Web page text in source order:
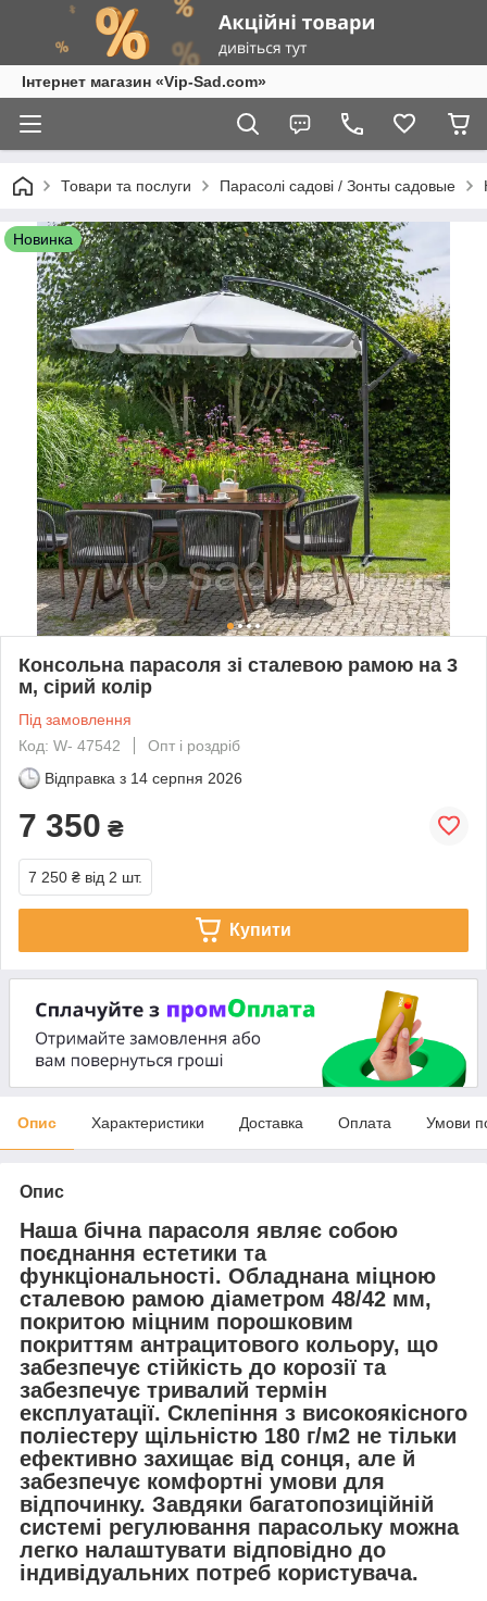
Інтернет магазин «Vip-Sad.com»
Товари та послуги Парасолі садові / Зонты садовые
Новинка
Консольна парасоля зі сталевою рамою на 3
м, сірий колір
Під замовлення
Код: W- 47542
Опт і роздріб
Відправка з 14 серпня 2026
7 350 ₴
7 250 ₴ від 2 шт.
Купити
Опис Характеристики Доставка Оплата Умови
Опис
Наша бічна парасоля являє собою
поєднання естетики та
функціональності. Обладнана міцною
сталевою рамою діаметром 48/42 мм,
покритою міцним порошковим
покриттям антрацитового кольору, що
забезпечує стійкість до корозії та
забезпечує тривалий термін
експлуатації. Склепіння з високоякісного
поліестеру щільністю 180 г/м2 не тільки
ефективно захищає від сонця, але й
забезпечує комфортні умови для
відпочинку. Завдяки багатопозиційній
системі регулювання парасольку можна
легко налаштувати відповідно до
індивідуальних потреб користувача.